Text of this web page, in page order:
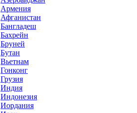
Армения
Афганистан
Бангладеш
Бахрейн
Бруней
Бутан
Вьетнам
Гонконг
Грузия
Индия
Индонезия
Иордания